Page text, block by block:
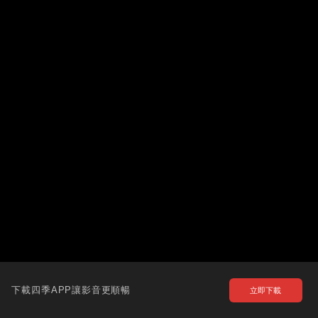
下載四季APP讓影音更順暢 立即下載